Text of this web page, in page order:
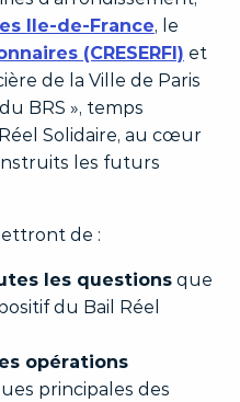
Ile-de-France, le
(CRESERFI) et
de la Ville de Paris
BRS », temps
Solidaire, au cœur
les futurs
de :
les questions que
du Bail Réel
opérations
principales des